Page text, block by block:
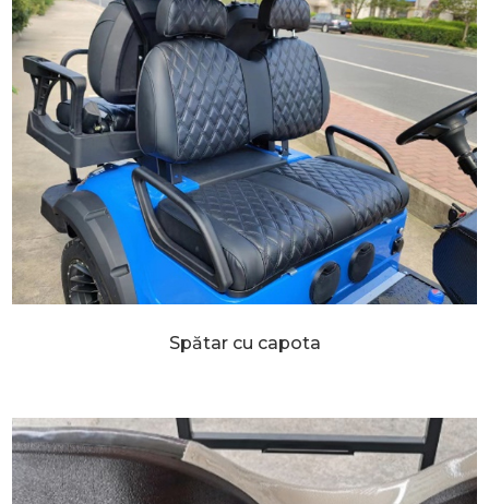
Spătar cu capota